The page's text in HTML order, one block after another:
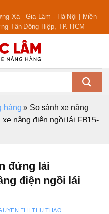
Xá - Gia Lâm - Hà Nội | Miền
Tân Đông Hiệp, TP. HCM
hàng » So sánh xe nâng
nâng điện ngồi lái FB15-
đứng lái
điện ngồi lái
THI THU THAO